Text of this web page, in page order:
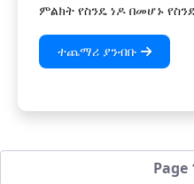
ምልክት የስንዴ ነዶ በመሆኑ
ተጨማሪ ያንብቡ
Page